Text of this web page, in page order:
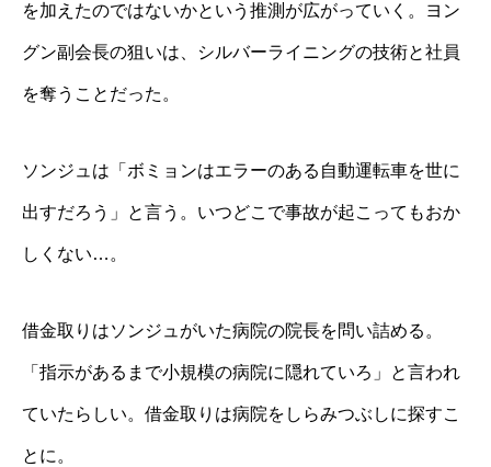
を加えたのではないかという推測が広がっていく。ヨン
グン副会長の狙いは、シルバーライニングの技術と社員
を奪うことだった。
ソンジュは「ボミョンはエラーのある自動運転車を世に
出すだろう」と言う。いつどこで事故が起こってもおか
しくない…。
借金取りはソンジュがいた病院の院長を問い詰める。
「指示があるまで小規模の病院に隠れていろ」と言われ
ていたらしい。借金取りは病院をしらみつぶしに探すこ
とに。